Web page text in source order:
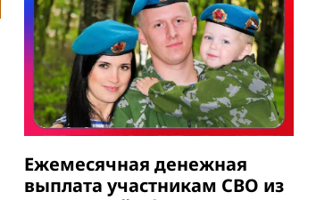
Ежемесячная денежная
выплата участникам СВО из